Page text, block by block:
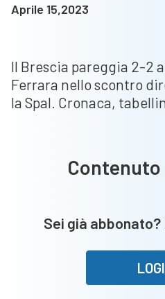
Aprile 15,2023
Il Brescia pareggia 2-2
Ferrara nello scontro
la Spal. Cronaca,
Contenuto
Sei già